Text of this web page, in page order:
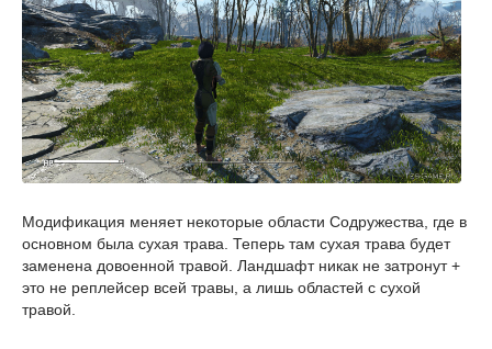
Модификация меняет некоторые области Содружества, где в
основном была сухая трава. Теперь там сухая трава будет
заменена довоенной травой. Ландшафт никак не затронут +
это не реплейсер всей травы, а лишь областей с сухой
травой.